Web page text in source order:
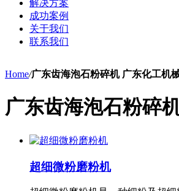
解决方案
成功案例
关于我们
联系我们
Home/广东齿海泡石粉碎机 广东化工机
广东齿海泡石粉碎
超细微粉磨粉机